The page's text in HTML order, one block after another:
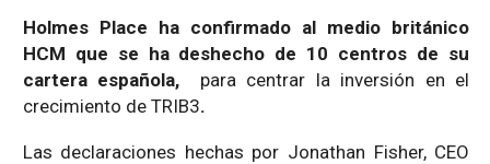
Holmes Place ha confirmado al medio británico
HCM que se ha deshecho de 10 centros de su
cartera española,
para centrar la inversión en el
crecimiento de TRIB3.
Las declaraciones hechas por Jonathan Fisher, CEO